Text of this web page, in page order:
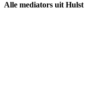
Alle mediators uit Hulst